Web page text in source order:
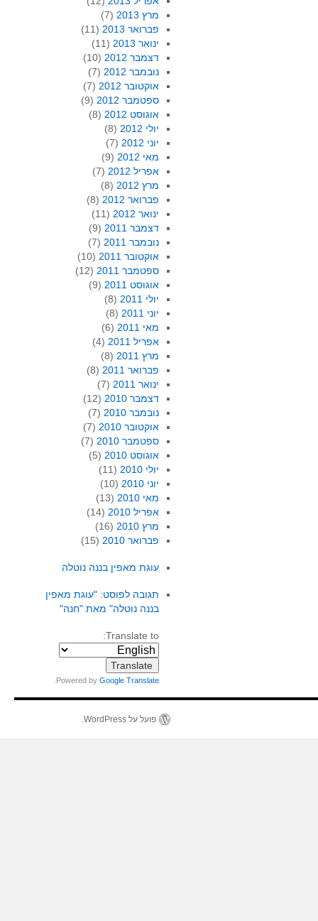
מרץ 2013
(7)
פברואר 2013
(11)
ינואר 2013
(11)
דצמבר 2012
(10)
נובמבר 2012
(7)
אוקטובר 2012
(7)
ספטמבר 2012
(9)
אוגוסט 2012
(8)
יולי 2012
(8)
יוני 2012
(7)
מאי 2012
(9)
אפריל 2012
(7)
מרץ 2012
(8)
פברואר 2012
(8)
ינואר 2012
(11)
דצמבר 2011
(9)
נובמבר 2011
(7)
אוקטובר 2011
(10)
ספטמבר 2011
(12)
אוגוסט 2011
(9)
יולי 2011
(8)
יוני 2011
(8)
מאי 2011
(6)
אפריל 2011
(4)
מרץ 2011
(8)
פברואר 2011
(8)
ינואר 2011
(7)
דצמבר 2010
(12)
נובמבר 2010
(7)
אוקטובר 2010
(7)
ספטמבר 2010
(7)
אוגוסט 2010
(5)
יולי 2010
(11)
יוני 2010
(10)
מאי 2010
(13)
אפריל 2010
(14)
מרץ 2010
(16)
פברואר 2010
(15)
עוגת מאפין בננה נוטלה
תגובה לפוסט: "עוגת מאפין
בננה נוטלה" מאת "חנה"
Translate to:
Powered byGoogle Translate
פועל על WordPress.